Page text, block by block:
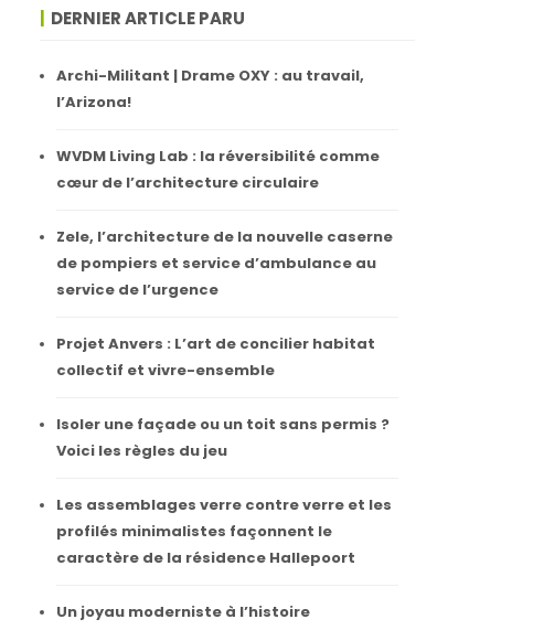
DERNIER ARTICLE PARU
Archi-Militant | Drame OXY : au travail,
l’Arizona!
WVDM Living Lab : la réversibilité comme
cœur de l’architecture circulaire
Zele, l’architecture de la nouvelle caserne
de pompiers et service d’ambulance au
service de l’urgence
Projet Anvers : L’art de concilier habitat
collectif et vivre-ensemble
Isoler une façade ou un toit sans permis ?
Voici les règles du jeu
Les assemblages verre contre verre et les
profilés minimalistes façonnent le
caractère de la résidence Hallepoort
Un joyau moderniste à l’histoire